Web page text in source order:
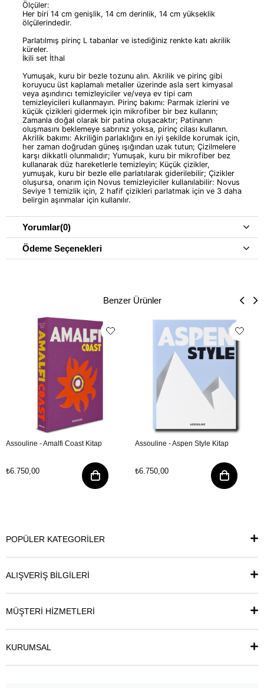
Ölçüler:
Her biri 14 cm genişlik, 14 cm derinlik, 14 cm yükseklik
ölçülerindedir.
Parlatılmış pirinç L tabanlar ve istediğiniz renkte katı akrilik
küreler.
İkili set İthal
Yumuşak, kuru bir bezle tozunu alın. Akrilik ve pirinç gibi
koruyucu üst kaplamalı metaller üzerinde asla sert kimyasal
veya aşındırıcı temizleyiciler ve/veya ev tipi cam
temizleyicileri kullanmayın. Pirinç bakımı: Parmak izlerini ve
küçük çizikleri gidermek için mikrofiber bir bez kullanın;
Zamanla doğal olarak bir patina oluşacaktır; Patinanın
oluşmasını beklemeye sabrınız yoksa, pirinç cilası kullanın.
Akrilik bakımı: Akriliğin parlaklığını en iyi şekilde korumak için,
her zaman doğrudan güneş ışığından uzak tutun; Çizilmelere
karşı dikkatli olunmalıdır; Yumuşak, kuru bir mikrofiber bez
kullanarak düz hareketlerle temizleyin; Küçük çizikler,
yumuşak, kuru bir bezle elle parlatılarak giderilebilir; Çizikler
oluşursa, onarım için Novus temizleyiciler kullanılabilir: Novus
Seviye 1 temizlik için, 2 hafif çizikleri parlatmak için ve 3 daha
belirgin aşınmalar için kullanılır.
Yorumlar(0)
Ödeme Seçenekleri
Benzer Ürünler
Assouline - Amalfi Coast Kitap
₺6.750,00
Assouline - Aspen Style Kitap
₺6.750,00
POPÜLER KATEGORİLER
ALIŞVERİŞ BİLGİLERİ
MÜŞTERİ HİZMETLERİ
KURUMSAL